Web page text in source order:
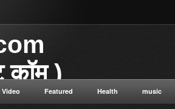
कॉम )
डॉट कॉम विज्ञान से संबंधित
सत्य सनातन संस्कृति नई नई
Video Featured Health music